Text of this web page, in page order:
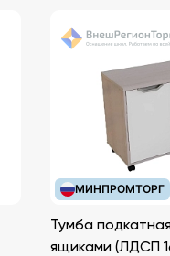
МИНПРОМТОРГ
Тумба
ящиками